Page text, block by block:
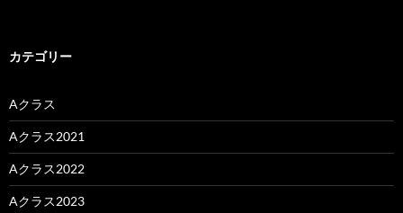
カテゴリー
Aクラス
Aクラス2021
Aクラス2022
Aクラス2023